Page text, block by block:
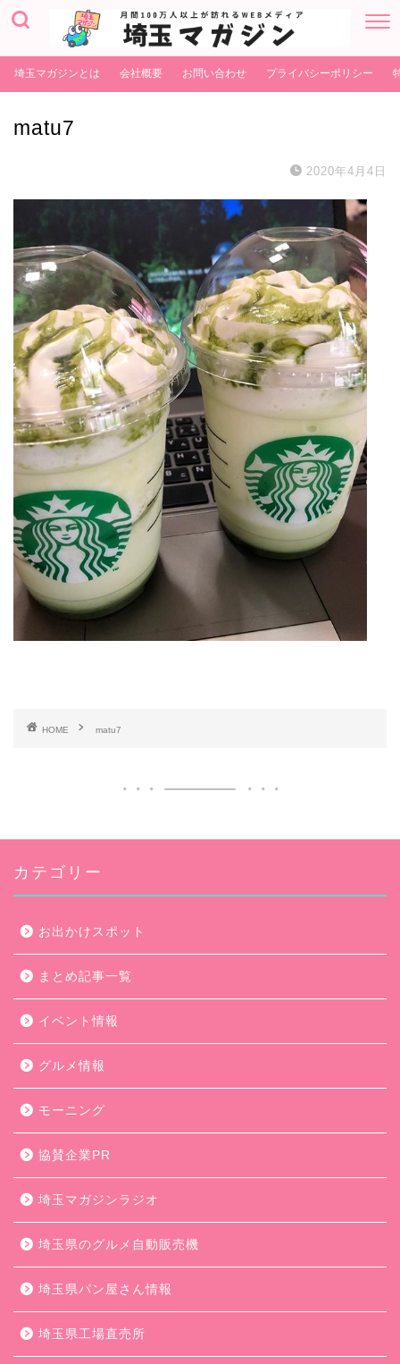
埼玉マガジンとは 会社概要 お問い合わせ プライバシーポリシー
matu7
2020年4月4日
HOME matu7
カテゴリー
お出かけスポット
まとめ記事一覧
イベント情報
グルメ情報
モーニング
協賛企業PR
埼玉マガジンラジオ
埼玉県のグルメ自動販売機
埼玉県パン屋さん情報
埼玉県工場直売所